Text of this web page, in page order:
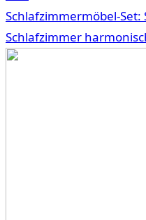
Schlafzimmermöbel-Set:
Schlafzimmer